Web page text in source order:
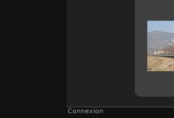
Connexion